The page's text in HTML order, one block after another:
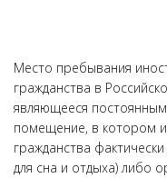
Место пребывания
гражданства в
являющееся
помещение, в котором
гражданства
для сна и отдыха) либо